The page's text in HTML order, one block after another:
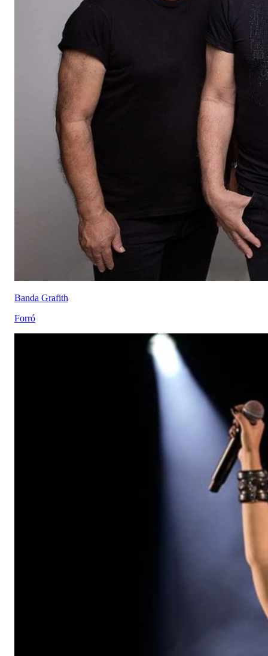
Banda Grafith
Forró